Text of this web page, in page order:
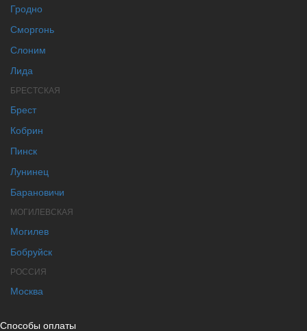
Гродно
Сморгонь
Слоним
Лида
БРЕСТСКАЯ
Брест
Кобрин
Пинск
Лунинец
Барановичи
МОГИЛЕВСКАЯ
Могилев
Бобруйск
РОССИЯ
Москва
Способы оплаты